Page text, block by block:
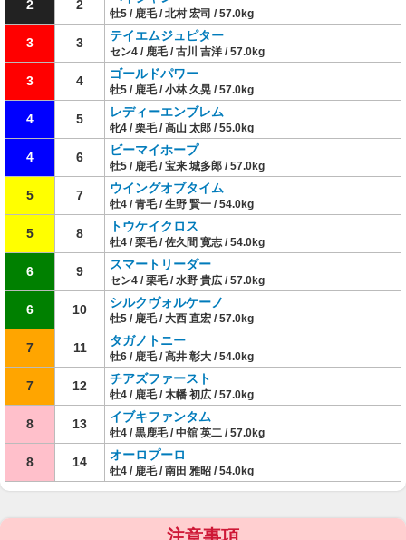
2 2
牡5 / 鹿毛 / 北村 宏司 / 57.0kg
3 3 テイエムジュピター
セン4 / 鹿毛 / 古川 吉洋 / 57.0kg
3 4 ゴールドパワー
牡5 / 鹿毛 / 小林 久晃 / 57.0kg
4 5 レディーエンブレム
牝4 / 栗毛 / 高山 太郎 / 55.0kg
4 6 ビーマイホープ
牡5 / 鹿毛 / 宝来 城多郎 / 57.0kg
5 7 ウイングオブタイム
牡4 / 青毛 / 生野 賢一 / 54.0kg
5 8 トウケイクロス
牡4 / 栗毛 / 佐久間 寛志 / 54.0kg
6 9 スマートリーダー
セン4 / 栗毛 / 水野 貴広 / 57.0kg
6 10 シルクヴォルケーノ
牡5 / 鹿毛 / 大西 直宏 / 57.0kg
7 11 タガノトニー
牡6 / 鹿毛 / 高井 彰大 / 54.0kg
7 12 チアズファースト
牡4 / 鹿毛 / 木幡 初広 / 57.0kg
8 13 イブキファンタム
牡4 / 黒鹿毛 / 中舘 英二 / 57.0kg
8 14 オーロプーロ
牡4 / 鹿毛 / 南田 雅昭 / 54.0kg